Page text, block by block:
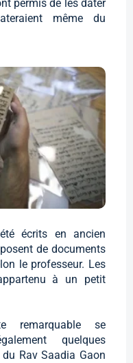
permis de les dater
même du
écrits en ancien
de documents
le professeur. Les
à un petit
remarquable se
quelques
Rav Saadia Gaon